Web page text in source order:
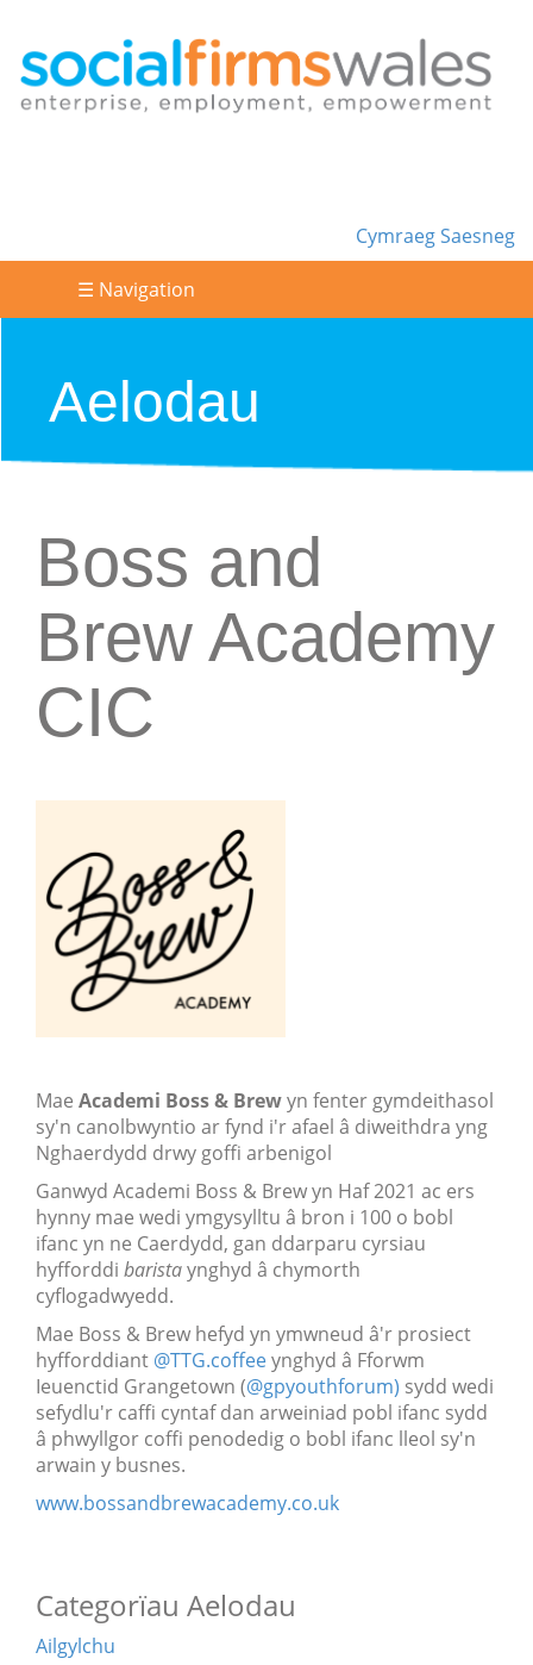
CymraegSaesneg
☰ Navigation
Aelodau
Boss and
Brew Academy
CIC
Mae Academi Boss & Brewyn fenter gymdeithasol
sy'n canolbwyntio ar fynd i'r afael â diweithdra yng
Nghaerdydd drwy goffi arbenigol
Ganwyd Academi Boss & Brew yn Haf 2021 ac ers
hynny mae wedi ymgysylltu â bron i 100 o bobl
ifanc yn ne Caerdydd, gan ddarparu cyrsiau
hyfforddi baristaynghyd â chymorth
cyflogadwyedd.
Mae Boss & Brew hefyd yn ymwneud â'r prosiect
hyfforddiant @TTG.coffeeynghyd â Fforwm
Ieuenctid Grangetown (@gpyouthforum) sydd wedi
sefydlu'r caffi cyntaf dan arweiniad pobl ifanc sydd
â phwyllgor coffi penodedig o bobl ifanc lleol sy'n
arwain y busnes.
www.bossandbrewacademy.co.uk
Categorïau Aelodau
Ailgylchu